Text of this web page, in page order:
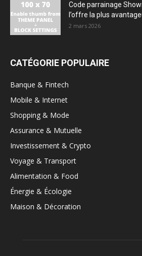
Code parrainage
l’offre la plus
2 mars 2026
CATÉGORIE POPULAIRE
Banque & Fintech
Mobile & Internet
Shopping & Mode
Assurance & Mutuelle
Investissement & Crypto
Voyage & Transport
Alimentation & Food
Énergie & Écologie
Maison & Décoration